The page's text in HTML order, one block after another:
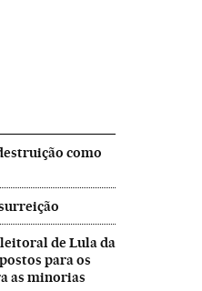
como
de Lula da
para os
as minorias